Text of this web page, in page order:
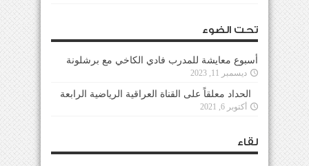
تحت الضوء
أسبوع معايشة للمدرب فادي الكاخي مع برشلونة
ديسمبر 11, 2023
الحداد معلقاً على القناة العراقية الرياضية الرابعة
أكتوبر 6, 2021
لقاء